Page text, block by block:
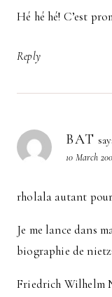
Hé hé hé! C’est
Reply
BAT
10 March
rholala autant
Je me lance dans
biographie de
Friedrich Wilhelm